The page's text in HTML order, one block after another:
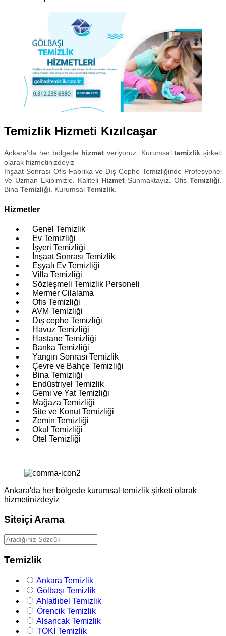
Temizlik Hizmeti Kızılcaşar
Ankara'da her bölgede hizmet veriyoruz. Kurumsaltemizlik şirketi
olarak hizmetinizdeyiz
İnşaat Sonrası Ofis Fabrika ve Dış Cephe Temizliğinde Profesyonel
Ve Uzman Ekibimizle. Kaliteli Hizmet Sunmaktayız. Ofis Temizliği.
Bina Temizliği. Kurumsal Temizlik.
Hizmetler
Genel Temizlik
Ev Temizliği
İşyeri Temizliği
İnşaat Sonrası Temizlik
Eşyalı Ev Temizliği
Villa Temizliği
Sözleşmeli Temizlik Personeli
Mermer Cilalama
Ofis Temizliği
AVM Temizliği
Dış cephe Temizliği
Havuz Temizliği
Hastane Temizliği
Banka Temizliği
Yangın Sonrası Temizlik
Çevre ve Bahçe Temizliği
Bina Temizliği
Endüstriyel Temizlik
Gemi ve Yat Temizliği
Mağaza Temizliği
Site ve Konut Temizliği
Zemin Temizliği
Okul Temizliği
Otel Temizliği
Ankara'da her bölgede kurumsal temizlik şirketi olarak
hizmetinizdeyiz
Siteiçi Arama
Temizlik
Ankara Temizlik
Gölbaşı Temizlik
Ahlatlıbel Temizlik
Örencik Temizlik
Alsancak Temizlik
TOKİ Temizlik